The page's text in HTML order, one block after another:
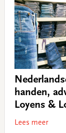
handen,
Loyens &
Lees meer